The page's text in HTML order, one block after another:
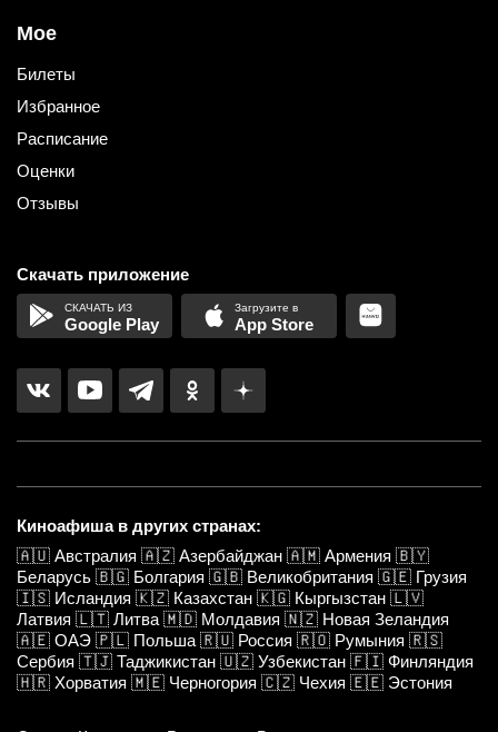
Мое
Билеты
Избранное
Расписание
Оценки
Отзывы
Скачать приложение
Google Play App Store
Киноафиша в других странах:
🇦🇺 Австралия 🇦🇿 Азербайджан 🇦🇲 Армения 🇧🇾
Беларусь 🇧🇬 Болгария 🇬🇧 Великобритания 🇬🇪 Грузия
🇮🇸 Исландия 🇰🇿 Казахстан 🇰🇬 Кыргызстан 🇱🇻
Латвия 🇱🇹 Литва 🇲🇩 Молдавия 🇳🇿 Новая Зеландия
🇦🇪 ОАЭ 🇵🇱 Польша 🇷🇺 Россия 🇷🇴 Румыния 🇷🇸
Сербия 🇹🇯 Таджикистан 🇺🇿 Узбекистан 🇫🇮 Финляндия
🇭🇷 Хорватия 🇲🇪 Черногория 🇨🇿 Чехия 🇪🇪 Эстония